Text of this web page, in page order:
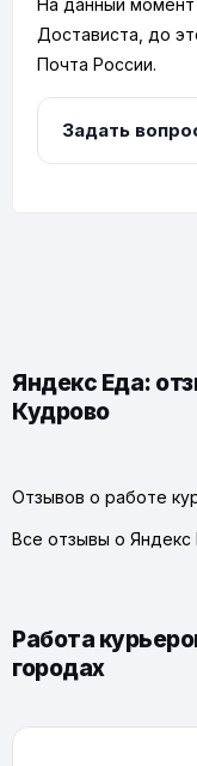
На данный
Достависта, до
Почта России.
Задать
Яндекс Еда:
Кудрово
Отзывов о работе
Все отзывы о Яндекс
Работа
городах